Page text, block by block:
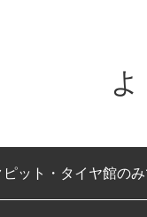
ット・タイヤ館のみ